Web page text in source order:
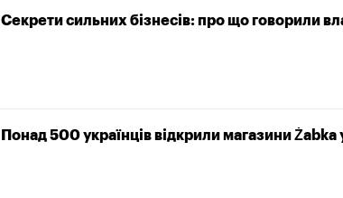
Секрети сильних бізнесів: про що говорили
Понад 500 українців відкрили магазини Żabka